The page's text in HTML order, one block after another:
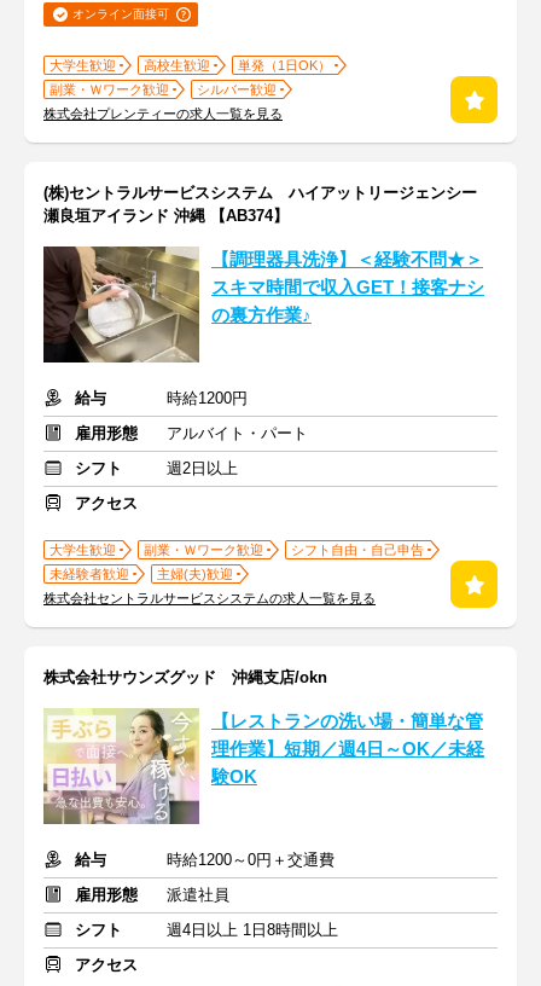
オンライン面接可
大学生歓迎 高校生歓迎
単発（1日OK）
副業・Ｗワーク歓迎
シルバー歓迎
株式会社プレンティーの求人一覧を見る
(株)セントラルサービスシステム ハイアットリージェンシー
瀬良垣アイランド 沖縄 【AB374】
【調理器具洗浄】＜経験不問★＞
スキマ時間で収入GET！接客ナシ
の裏方作業♪
給与
時給1200円
雇用形態
アルバイト・パート
シフト
週2日以上
アクセス
大学生歓迎 副業・Ｗワーク歓迎
シフト自由・自己申告
未経験者歓迎
主婦(夫)歓迎
株式会社セントラルサービスシステムの求人一覧を見る
株式会社サウンズグッド 沖縄支店/okn
【レストランの洗い場・簡単な管
理作業】短期／週4日～OK／未経
験OK
給与
時給1200～0円＋交通費
雇用形態
派遣社員
シフト
週4日以上 1日8時間以上
アクセス